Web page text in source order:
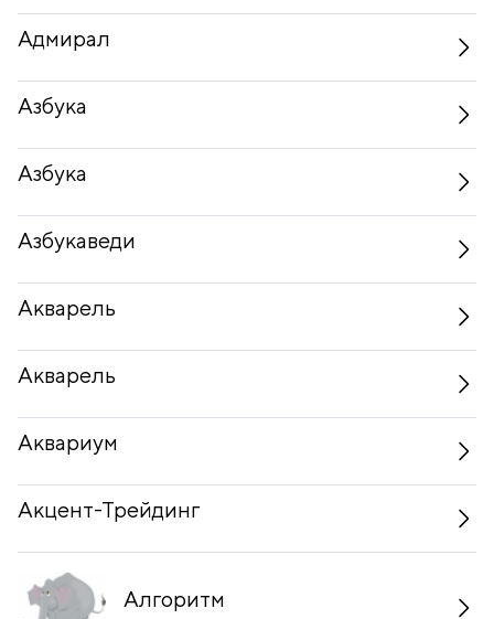
Адмирал
Азбука
Азбука
Азбукаведи
Акварель
Акварель
Аквариум
Акцент-Трейдинг
Алгоритм